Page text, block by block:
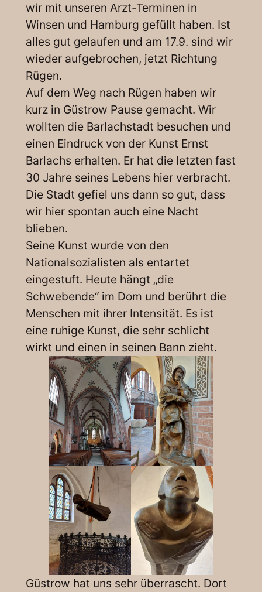
wir mit unseren Arzt-Terminen in
Winsen und Hamburg gefüllt haben. Ist
alles gut gelaufen und am 17.9. sind wir
wieder aufgebrochen, jetzt Richtung
Rügen.
Auf dem Weg nach Rügen haben wir
kurz in Güstrow Pause gemacht. Wir
wollten die Barlachstadt besuchen und
einen Eindruck von der Kunst Ernst
Barlachs erhalten. Er hat die letzten fast
30 Jahre seines Lebens hier verbracht.
Die Stadt gefiel uns dann so gut, dass
wir hier spontan auch eine Nacht
blieben.
Seine Kunst wurde von den
Nationalsozialisten als entartet
eingestuft. Heute hängt „die
Schwebende“ im Dom und berührt die
Menschen mit ihrer Intensität. Es ist
eine ruhige Kunst, die sehr schlicht
wirkt und einen in seinen Bann zieht.
Güstrow hat uns sehr überrascht. Dort